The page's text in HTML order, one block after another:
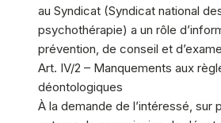
au Syndicat (Syndicat national
psychothérapie) a un rôle
prévention, de conseil et
Art. IV/2 – Manquements aux
déontologiques
À la demande de l’intéressé, sur